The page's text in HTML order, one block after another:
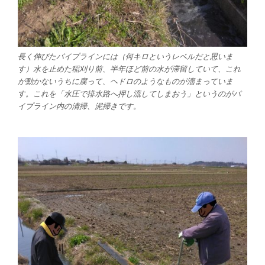
長く伸びたパイプラインには（何キロというレベルだと思いま
す）水を止めた稲刈り前、半年ほど前の水が滞留していて、これ
が動かないうちに腐って、ヘドロのようなものが溜まっていま
す。これを「水圧で排水路へ押し流してしまおう」というのがパ
イプライン内の清掃、泥掃きです。